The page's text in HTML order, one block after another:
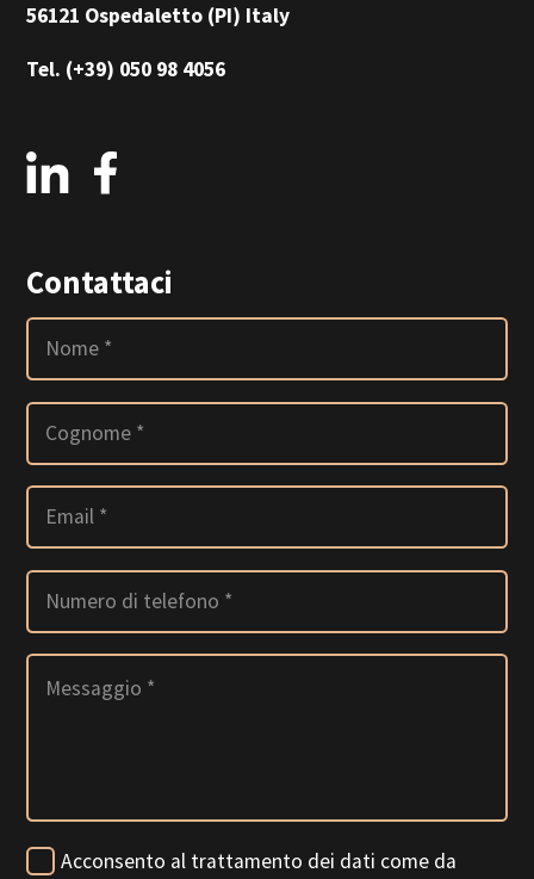
56121 Ospedaletto (PI) Italy
Tel. (+39) 050 98 4056
Contattaci
Acconsento al trattamento dei dati come da